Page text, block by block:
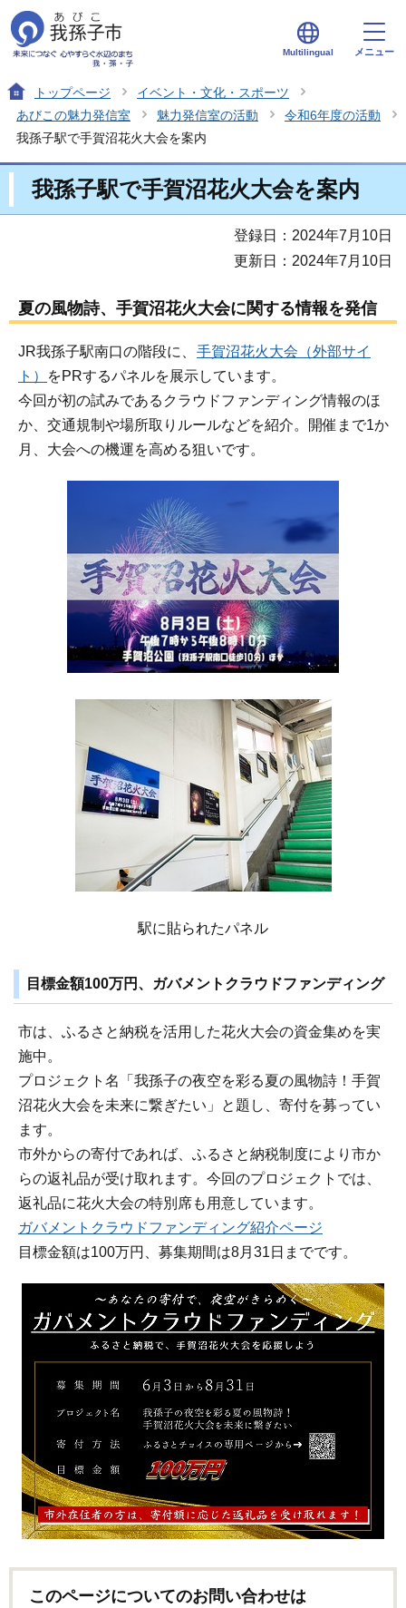
Multilingual メニュー
トップページ
イベント・文化・スポーツ
あびこの魅力発信室
魅力発信室の活動
令和6年度の活動
我孫子駅で手賀沼花火大会を案内
我孫子駅で手賀沼花火大会を案内
登録日：2024年7月10日
更新日：2024年7月10日
夏の風物詩、手賀沼花火大会に関する情報を発信
JR我孫子駅南口の階段に、 手賀沼花火大会（外部サイ
ト）
をPRするパネルを展示しています。
今回が初の試みであるクラウドファンディング情報のほ
か、交通規制や場所取りルールなどを紹介。開催まで1か
月、大会への機運を高める狙いです。
駅に貼られたパネル
目標金額100万円、ガバメントクラウドファンディング
市は、ふるさと納税を活用した花火大会の資金集めを実
施中。
プロジェクト名「我孫子の夜空を彩る夏の風物詩！手賀
沼花火大会を未来に繋ぎたい」と題し、寄付を募ってい
ます。
市外からの寄付であれば、ふるさと納税制度により市か
らの返礼品が受け取れます。今回のプロジェクトでは、
返礼品に花火大会の特別席も用意しています。
ガバメントクラウドファンディング紹介ページ
目標金額は100万円、募集期間は8月31日までです。
このページについてのお問い合わせは